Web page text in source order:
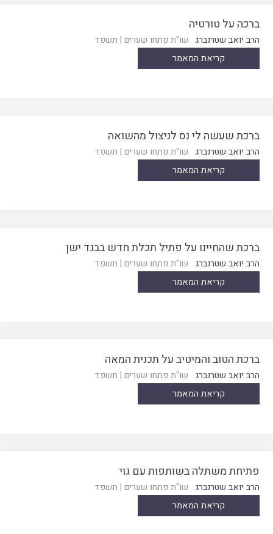
ברכה על טורטיה
הרב יואב שטרנברג שו"ת פתחו שערים | תשפד
קריאת המאמר
ברכת שעשה לי נס לניצול מהשואה
הרב יואב שטרנברג שו"ת פתחו שערים | תשפד
קריאת המאמר
ברכת שהחיינו על פתיל תכלת חדש בבגד ישן
הרב יואב שטרנברג שו"ת פתחו שערים | תשפד
קריאת המאמר
ברכת הטוב והמיטיב על תכנית המאה
הרב יואב שטרנברג שו"ת פתחו שערים | תשפד
קריאת המאמר
פתיחת משתלה בשותפות עם גוי
הרב יואב שטרנברג שו"ת פתחו שערים | תשפד
קריאת המאמר